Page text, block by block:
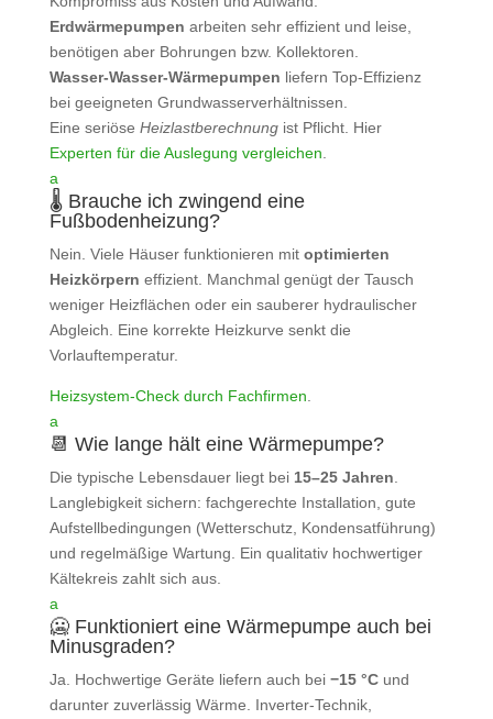
Erdwärmepumpen arbeiten sehr effizient und leise,
benötigen aber Bohrungen bzw. Kollektoren.
Wasser‑Wasser‑Wärmepumpen liefern Top‑Effizienz
bei geeigneten Grundwasserverhältnissen.
Eine seriöse Heizlastberechnungist Pflicht. Hier
Experten für die Auslegung vergleichen.
a
🌡️ Brauche ich zwingend eine
Fußbodenheizung?
Nein. Viele Häuser funktionieren mit optimierten
Heizkörpern effizient. Manchmal genügt der Tausch
weniger Heizflächen oder ein sauberer hydraulischer
Abgleich. Eine korrekte Heizkurve senkt die
Vorlauftemperatur.
Heizsystem‑Check durch Fachfirmen.
a
📆 Wie lange hält eine Wärmepumpe?
Die typische Lebensdauer liegt bei 15–25 Jahren.
Langlebigkeit sichern: fachgerechte Installation, gute
Aufstellbedingungen (Wetterschutz, Kondensatführung)
und regelmäßige Wartung. Ein qualitativ hochwertiger
Kältekreis zahlt sich aus.
a
🥶 Funktioniert eine Wärmepumpe auch bei
Minusgraden?
Ja. Hochwertige Geräte liefern auch bei −15 °Cund
darunter zuverlässig Wärme. Inverter‑Technik,